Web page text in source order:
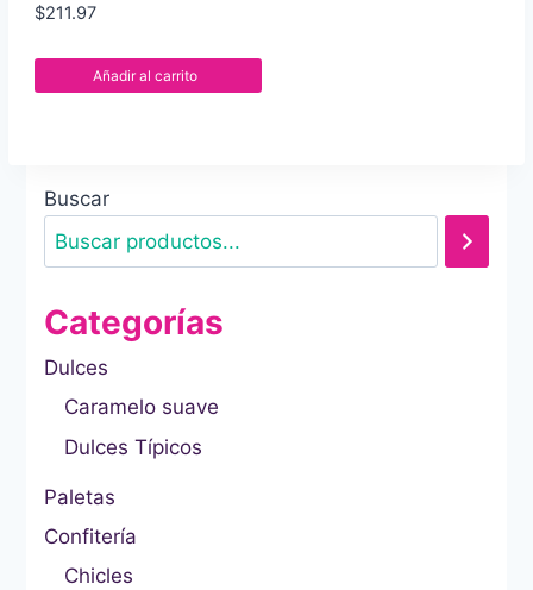
$211.97
Añadir al carrito
Buscar
Categorías
Dulces
Caramelo suave
Dulces Típicos
Paletas
Confitería
Chicles